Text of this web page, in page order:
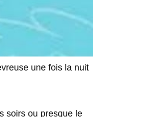
une fois la nuit
soirs ou presque le